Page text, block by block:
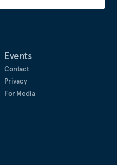
Events
Contact
Privacy
For Media